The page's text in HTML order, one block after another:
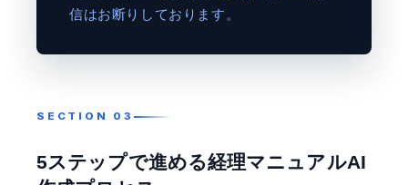
信はお断りしております。
5ステップで進める経理マニュアルAI